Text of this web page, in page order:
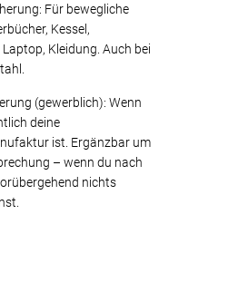
Für bewegliche
Kessel,
Kleidung. Auch bei
(gewerblich): Wenn
deine
ist. Ergänzbar um
– wenn du nach
nichts